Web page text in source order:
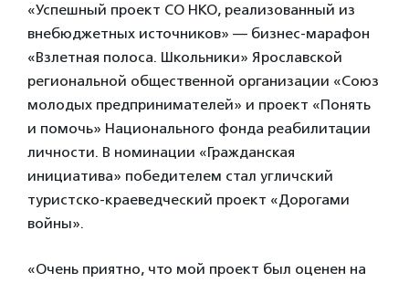
«Успешный проект СО НКО, реализованный из
внебюджетных источников» — бизнес-марафон
«Взлетная полоса. Школьники» Ярославской
региональной общественной организации «Союз
молодых предпринимателей» и проект «Понять
и помочь» Национального фонда реабилитации
личности. В номинации «Гражданская
инициатива» победителем стал угличский
туристско-краеведческий проект «Дорогами
войны».
«Очень приятно, что мой проект был оценен на